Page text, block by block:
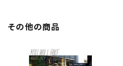
その他の商品